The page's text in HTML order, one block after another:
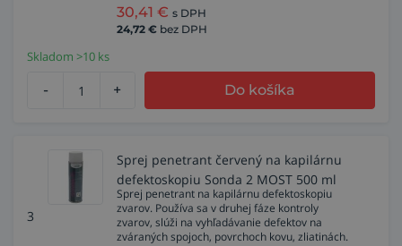
30,41 € s DPH
24,72 € bez DPH
Skladom >10 ks
- + Do košíka
3
Sprej penetrant červený na kapilárnu
defektoskopiu Sonda 2 MOST 500 ml
Sprej penetrant na kapilárnu defektoskopiu
zvarov. Používa sa v druhej fáze kontroly
zvarov, slúži na vyhľadávanie defektov na
zváraných spojoch, povrchoch kovu, zliatinách.